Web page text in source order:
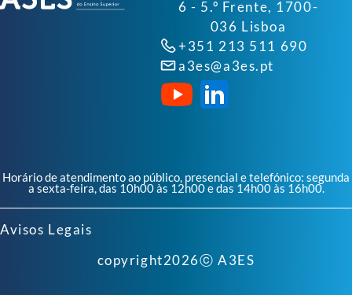
6 - 5.º Frente, 1700-
036 Lisboa
+351 213 511 690
a3es@a3es.pt
Horário de atendimento ao público, presencial e telefónico: segunda
a sexta-feira, das 10h00 às 12h00 e das 14h00 às 16h00.
Avisos Legais
copyright2026ⓒ A3ES